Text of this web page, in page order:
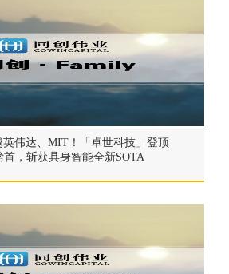
英伟达、MIT！「卓世科技」登顶
首，斩获具身智能全新SOTA